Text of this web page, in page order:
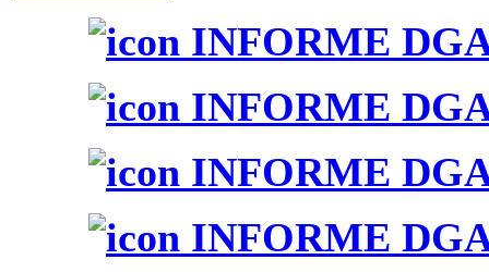
INFORME
INFORME
INFORME
INFORME